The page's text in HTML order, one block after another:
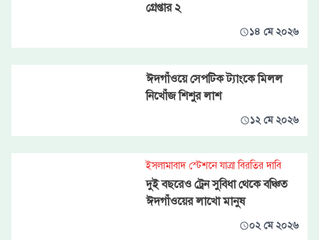
গ্রেপ্তার ২
১৪ মে ২০২৬
ঈদগাঁওয়ে সেপটিক ট্যাংকে মিলল
নিখোঁজ শিশুর লাশ
১২ মে ২০২৬
ইসলামাবাদ স্টেশনে যাত্রা বিরতির দাবি
দুই বছরেও ট্রেন সুবিধা থেকে বঞ্চিত
ঈদগাঁওয়ের লাখো মানুষ
০২ মে ২০২৬